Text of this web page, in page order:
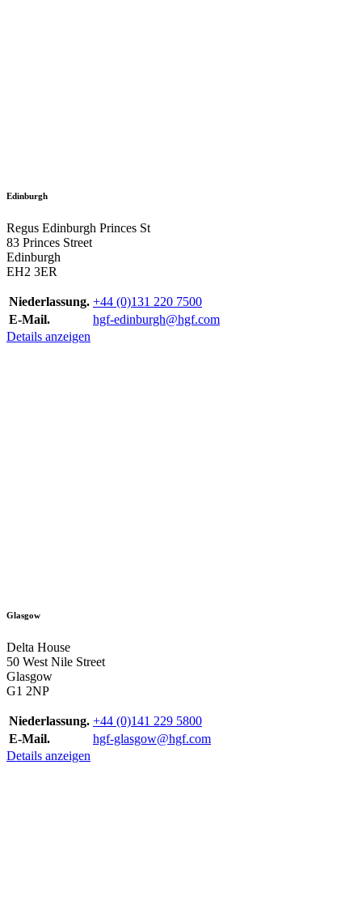
Edinburgh
Regus Edinburgh Princes St
83 Princes Street
Edinburgh
EH2 3ER
Niederlassung. +44 (0)131 220 7500
E-Mail.
hgf-edinburgh@hgf.com
Details anzeigen
Glasgow
Delta House
50 West Nile Street
Glasgow
G1 2NP
Niederlassung. +44 (0)141 229 5800
E-Mail.
hgf-glasgow@hgf.com
Details anzeigen